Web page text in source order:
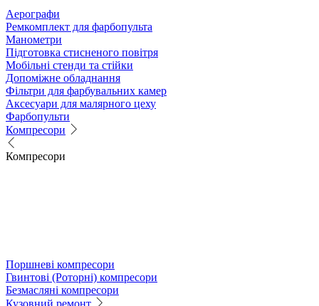
Аерографи
Ремкомплект для фарбопульта
Манометри
Підготовка стисненого повітря
Мобільні стенди та стійки
Допоміжне обладнання
Фільтри для фарбувальних камер
Аксесуари для малярного цеху
Фарбопульти
Компресори
Компресори
Поршневі компресори
Гвинтові (Роторні) компресори
Безмасляні компресори
Кузовний ремонт